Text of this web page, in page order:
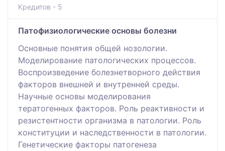
Кредитов - 5
Патофизиологические основы болезни
Основные понятия общей нозологии.
Моделирование патологических процессов.
Воспроизведение болезнетворного действия
факторов внешней и внутренней среды.
Научные основы моделирования
тератогенных факторов. Роль реактивности и
резистентности организма в патологии. Роль
конституции и наследственности в патологии.
Генетические факторы патогенеза